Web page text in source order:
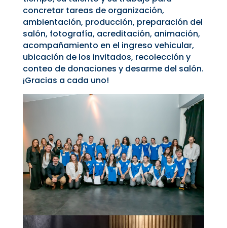
concretar tareas de organización,
ambientación, producción, preparación del
salón, fotografía, acreditación, animación,
acompañamiento en el ingreso vehicular,
ubicación de los invitados, recolección y
conteo de donaciones y desarme del salón.
¡Gracias a cada uno!